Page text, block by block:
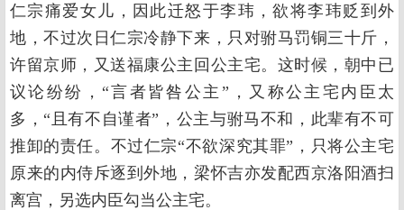
仁宗痛爱女儿，因此迁怒于李玮，欲将李玮贬到外
地，不过次日仁宗冷静下来，只对驸马罚铜三十斤，
许留京师，又送福康公主回公主宅。这时候，朝中已
议论纷纷，“言者皆咎公主”，又称公主宅内臣太
多，“且有不自谨者”，公主与驸马不和，此辈有不可
推卸的责任。不过仁宗“不欲深究其罪”，只将公主宅
原来的内侍斥逐到外地，梁怀吉亦发配西京洛阳酒扫
离宫，另选内臣勾当公主宅。